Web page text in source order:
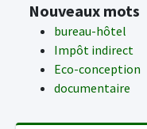
Nouveaux mots
bureau-hôtel
Impôt indirect
Eco-conception
documentaire